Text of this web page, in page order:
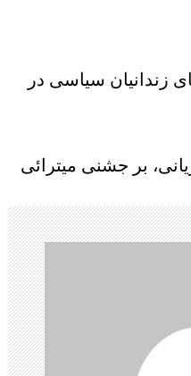
زندانیان سیاسی در
بر جشنی میترائی